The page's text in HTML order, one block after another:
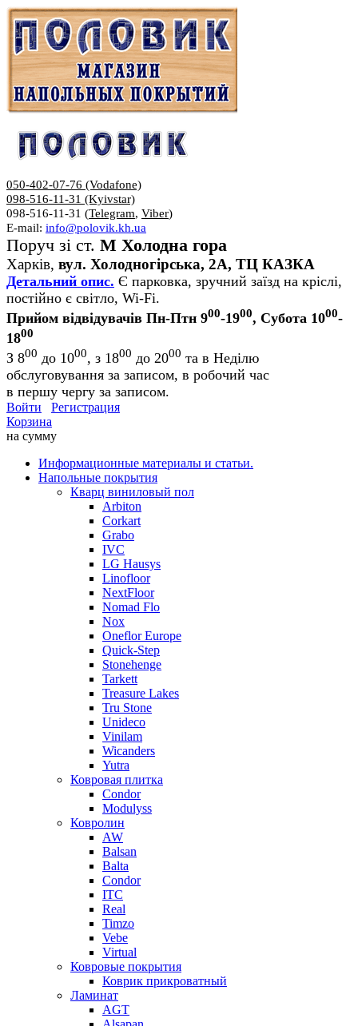
050-402-07-76 (Vodafone)
098-516-11-31 (Kyivstar)
098-516-11-31 (Telegram, Viber)
E-mail: info@polovik.kh.ua
Поруч зі ст. М Холодна гора
Харків, вул. Холодногірська, 2А, ТЦ КАЗКА
Детальний опис. Є парковка, зручний заїзд на кріслі,
постійно є світло, Wi-Fi.
Прийом відвідувачів Пн-Птн 900-1900, Субота 1000-
1800
З 800 до 1000, з 1800 до 2000 та в Неділю
обслуговування за записом, в робочий час
в першу чергу за записом.
Войти
Регистрация
Корзина
на сумму
Информационные материалы и статьи.
Напольные покрытия
Кварц виниловый пол
Arbiton
Corkart
Grabo
IVC
LG Hausys
Linofloor
NextFloor
Nomad Flo
Nox
Oneflor Europe
Quick-Step
Stonehenge
Tarkett
Treasure Lakes
Tru Stone
Unideco
Vinilam
Wicanders
Yutra
Ковровая плитка
Condor
Modulyss
Ковролин
AW
Balsan
Balta
Condor
ITC
Real
Timzo
Vebe
Virtual
Ковровые покрытия
Коврик прикроватный
Ламинат
AGT